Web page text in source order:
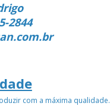
2844
com a máxima qualidade.